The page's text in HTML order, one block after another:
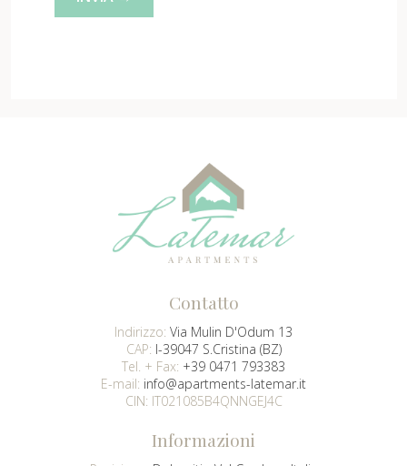
Contatto
Indirizzo: Via Mulin D'Odum 13
CAP: I-39047 S.Cristina (BZ)
Tel. + Fax: +39 0471 793383
E-mail: info@apartments-latemar.it
CIN: IT021085B4QNNGEJ4C
Informazioni